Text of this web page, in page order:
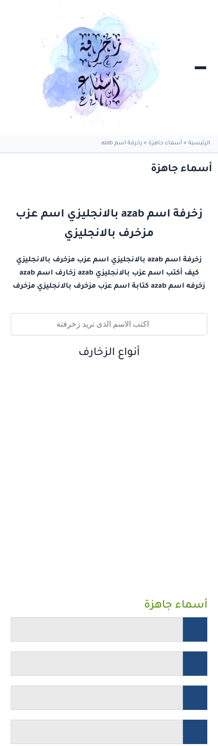
الرئيسية » أسماء جاهزة » زخرفة اسم azab
أسماء جاهزة
زخرفة اسم azab بالانجليزي اسم عزب
مزخرف بالانجليزي
زخرفة اسم azab بالانجليزي اسم عزب مزخرف بالانجليزي
كيف أكتب اسم عزب بالانجليزي azab زخارف اسم azab
زخرفه اسم azab كتابة اسم عزب مزخرف بالانجليزي مزخرف
أنواع الزخارف
أسماء جاهزة